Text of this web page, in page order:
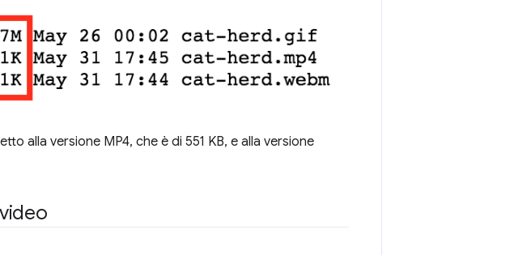
alla versione MP4, che è di 551 KB, e alla versione